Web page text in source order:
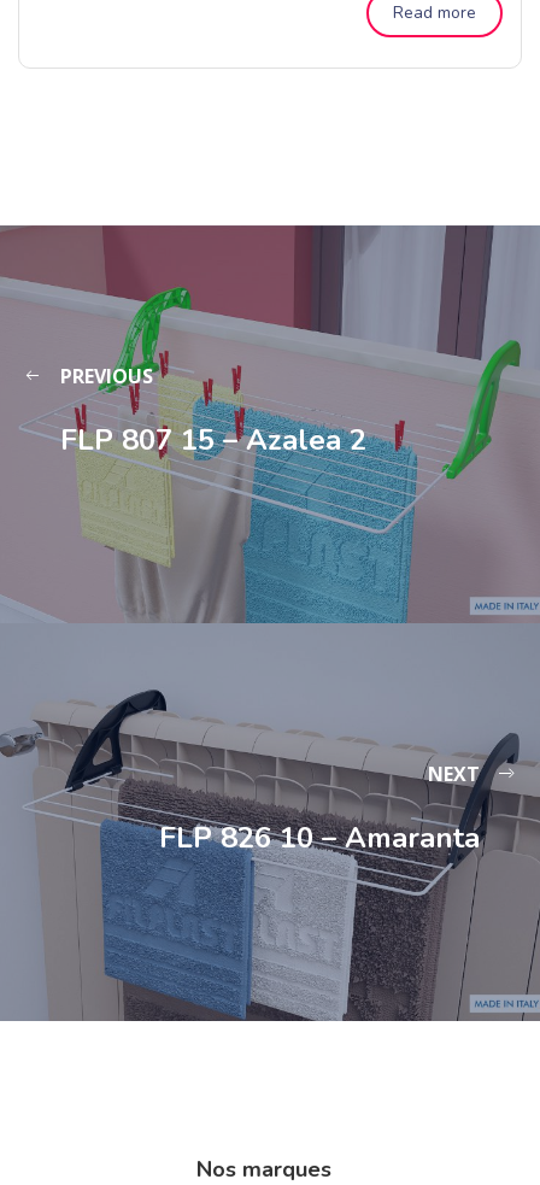
Read more
PREVIOUS
FLP 807 15 – Azalea 2
NEXT
FLP 826 10 – Amaranta
Nos marques